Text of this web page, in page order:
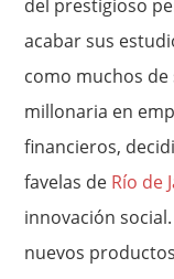
del prestigioso
acabar sus
como muchos
millonaria en
financieros,
favelas de Río de
innovación
nuevos